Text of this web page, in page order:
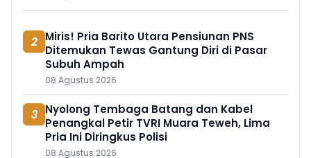
2 Miris! Pria Barito Utara Pensiunan PNS
Ditemukan Tewas Gantung Diri di Pasar
Subuh Ampah
08 Agustus 2026
3 Nyolong Tembaga Batang dan Kabel
Penangkal Petir TVRI Muara Teweh, Lima
Pria Ini Diringkus Polisi
08 Agustus 2026